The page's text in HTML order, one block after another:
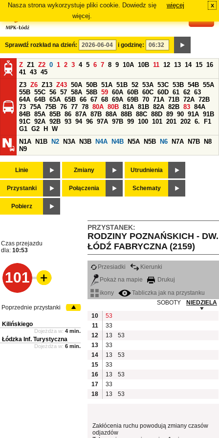
Nasza strona wykorzystuje pliki cookie. Dowiedz się
więcej.
więcej x
Sprawdź rozkład na dzień: i godzinę:
Z Z1 Z2 0 1 2 3 4 5 6 7 8 9 10A 10B 11 12 13 14 15 16
41 43 45
Z3 Z6 Z13 Z43 50A 50B 51A 51B 52 53A 53C 53B 54B 55A
55B 55C 56 57 58A 58B 59 60A 60B 60C 60D 61 62 63
64A 64B 65A 65B 66 67 68 69A 69B 70 71A 71B 72A 72B
73 75A 75B 76 77 78 80A 80B 81A 81B 82A 82B 83 84A
84B 85A 85B 86 87A 87B 88A 88B 88C 88D 89 90 91A 91B
91C 92A 92B 93 94 96 97A 97B 99 100 101 201 202 6.
F1
G1 G2 H
W
N1A
N1B N2 N3A N3B N4A N4B N5A N5B N6 N7A N7B
N8
N9
Linie Zmiany Utrudnienia
Przystanki Połączenia Schematy
Pobierz
PRZYSTANEK:
RODZINY POZNAŃSKICH - DW.
ŁÓDŹ FABRYCZNA (2159)
Czas przejazdu
dla: 10:53
101
Przesiadki
Kierunki
Pokaż na mapie
Drukuj
ikony
Tabliczka jak na przystanku
SOBOTY
NIEDZIELA
10
53
11
33
12
13
53
13
33
14
13
53
15
33
16
13
53
17
33
18
13 53
Zakłócenia ruchu powodują zmiany czasów
odjazdów
Poprzednie przystanki
Kilińskiego
Dojeżdża w: 4 min.
Łódzka Inf. Turystyczna
Dojeżdża w: 6 min.